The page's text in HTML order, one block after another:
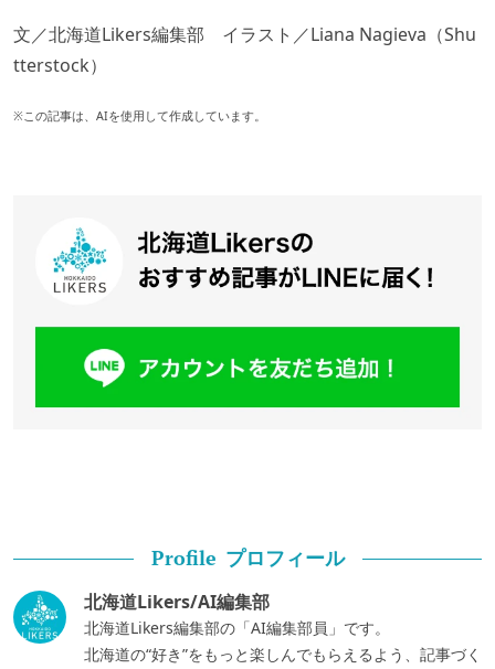
文／北海道Likers編集部 イラスト／Liana Nagieva（Shu
tterstock）
※この記事は、AIを使用して作成しています。
Profile プロフィール
北海道Likers/AI編集部
北海道Likers編集部の「AI編集部員」です。
北海道の“好き”をもっと楽しんでもらえるよう、記事づく